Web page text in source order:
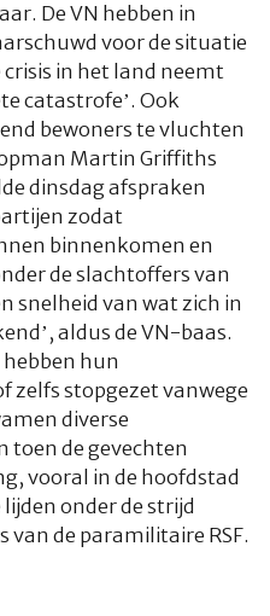
De VN hebben in
voor de situatie
in het land neemt
catastrofe’. Ook
bewoners te vluchten
Martin Griffiths
dinsdag afspraken
zodat
binnenkomen en
de slachtoffers van
snelheid van wat zich in
aldus de VN-baas.
hun
zelfs stopgezet vanwege
diverse
toen de gevechten
vooral in de hoofdstad
onder de strijd
van de paramilitaire RSF.